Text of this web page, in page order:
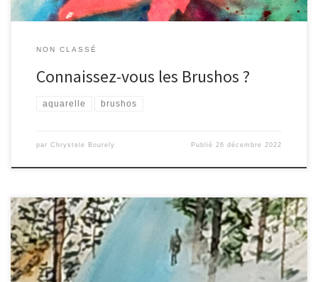
NON CLASSÉ
Connaissez-vous les Brushos ?
aquarelle brushos
par Chrystele Bourely Publié26 décembre 2022
Fêtes de fin d’année : des moments conviviaux en famille ! Pour
la plupart des gens les fêtes de fin d’année sont une période